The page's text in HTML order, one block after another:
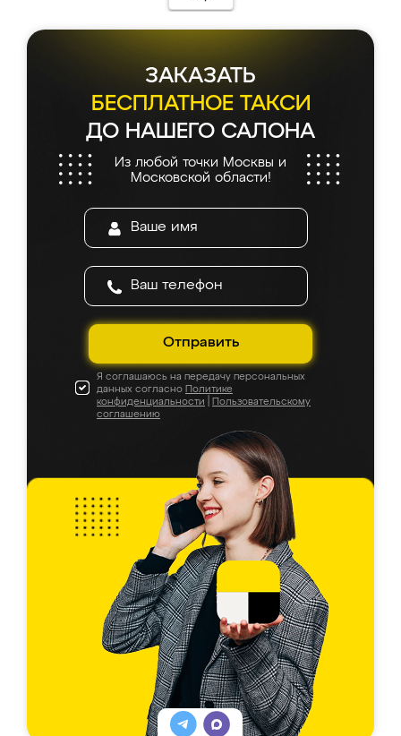
ЗАКАЗАТЬ
БЕСПЛАТНОЕ ТАКСИ
ДО НАШЕГО САЛОНА
Из любой точки Москвы и
Московской области!
Отправить
Я соглашаюсь на передачу персональных
данных согласно Политике
конфиденциальности
Пользовательскому
соглашению